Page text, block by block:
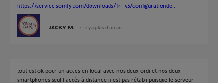
https://service.somfy.com/downloads/fr_v5/configurationde...
JACKY M. il y a plus d'un an
tout est ok pour un accès en local avec nos deux ordi et nos deux
smartphones seul l'accès à distance n'est pas rétabli puisque le serveur